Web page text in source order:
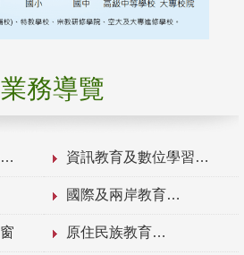
業務導覽
資訊教育及數位學習
國際及兩岸教育
原住民族教育